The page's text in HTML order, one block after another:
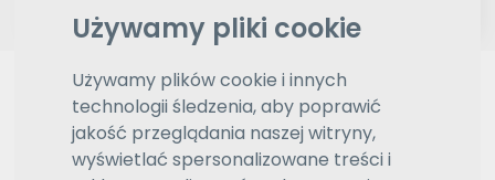
Używamy pliki cookie
Używamy plików cookie i innych
technologii śledzenia, aby poprawić
jakość przeglądania naszej witryny,
wyświetlać spersonalizowane treści i
Wyszukiwanie zaawansowane
Reklama
ZAMÓW REKLAMĘ W TYM MIEJSCU